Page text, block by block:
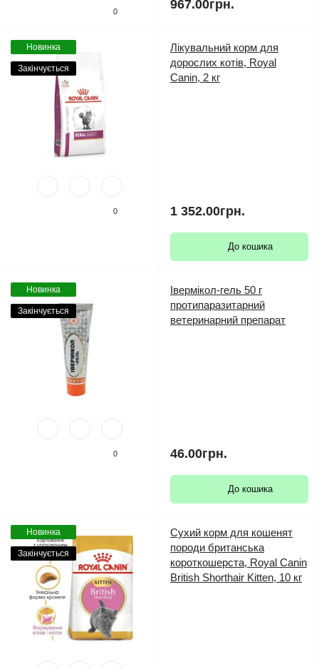
0 967.00грн.
Новинка
Закінчується
0
Лікувальний корм для
дорослих котів, Royal
Canin, 2 кг
1 352.00грн.
До кошика
Новинка
Закінчується
0
Івермікол-гель 50 г
протипаразитарний
ветеринарний препарат
46.00грн.
До кошика
Новинка
Закінчується
Сухий корм для кошенят
породи британська
короткошерста, Royal Canin
British Shorthair Kitten, 10 кг